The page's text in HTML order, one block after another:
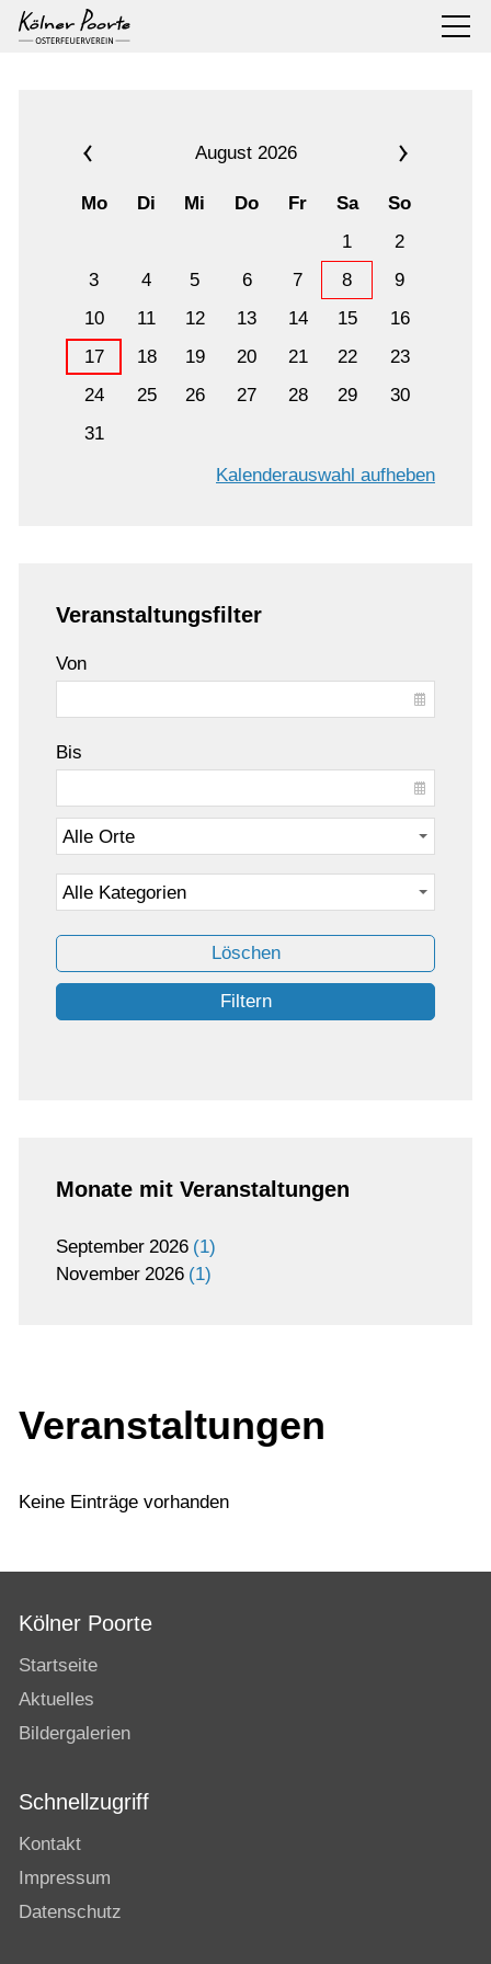
August 2026
Mo Di Mi Do Fr Sa
So
1
2
3
4 5 6 7 8
9
10
11 12 13 14 15
16
17
18 19 20 21 22
23
24
25 26 27 28 29
30
31
Kalenderauswahl aufheben
Veranstaltungsfilter
Von
Bis
Löschen
Filtern
Monate mit Veranstaltungen
September 2026 1
November 2026 1
Veranstaltungen
Keine Einträge vorhanden
Kölner Poorte
Startseite
Aktuelles
Bildergalerien
Schnellzugriff
Kontakt
Impressum
Datenschutz